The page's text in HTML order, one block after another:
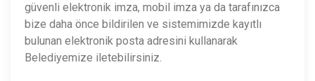
güvenli elektronik imza, mobil imza ya da tarafınızca
bize daha önce bildirilen ve sistemimizde kayıtlı
bulunan elektronik posta adresini kullanarak
Belediyemize iletebilirsiniz.